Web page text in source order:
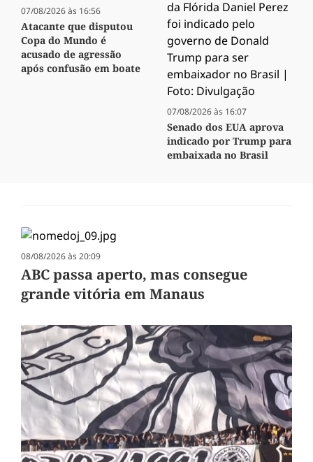
07/08/2026 às 16:56
Atacante que disputou
Copa do Mundo é
acusado de agressão
após confusão em boate
07/08/2026 às 16:07
Senado dos EUA aprova
indicado por Trump para
embaixada no Brasil
08/08/2026 às 20:09
ABC passa aperto, mas consegue
grande vitória em Manaus